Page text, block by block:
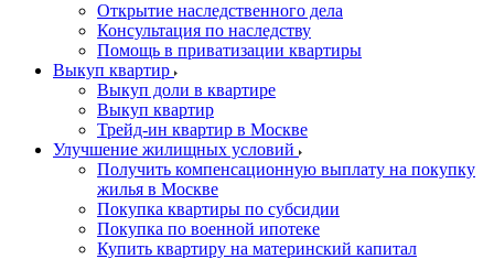
Открытие наследственного дела
Консультация по наследству
Помощь в приватизации квартиры
Выкуп квартир
Выкуп доли в квартире
Выкуп квартир
Трейд-ин квартир в Москве
Улучшение жилищных условий
Получить компенсационную выплату на покупку
жилья в Москве
Покупка квартиры по субсидии
Покупка по военной ипотеке
Купить квартиру на материнский капитал